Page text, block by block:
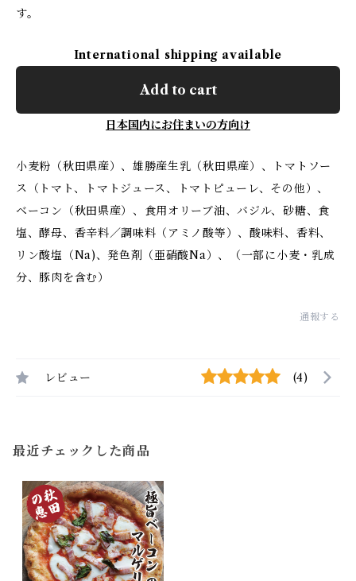
す。
International shipping available
Add to cart
日本国内にお住まいの方向け
小麦粉（秋田県産）、雄勝産生乳（秋田県産）、トマトソー
ス（トマト、トマトジュース、トマトピューレ、その他）、
ベーコン（秋田県産）、食用オリーブ油、バジル、砂糖、食
塩、酵母、香辛料／調味料（アミノ酸等）、酸味料、香料、
リン酸塩（Na)、発色剤（亜硝酸Na）、（一部に小麦・乳成
分、豚肉を含む）
通報する
レビュー (4)
最近チェックした商品